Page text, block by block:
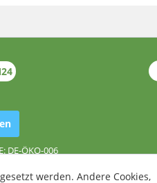
DE-ÖKO-006
werden. Andere Cookies,